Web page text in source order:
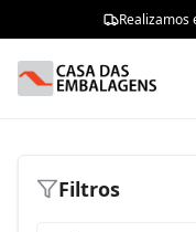
Realizamos
Filtros